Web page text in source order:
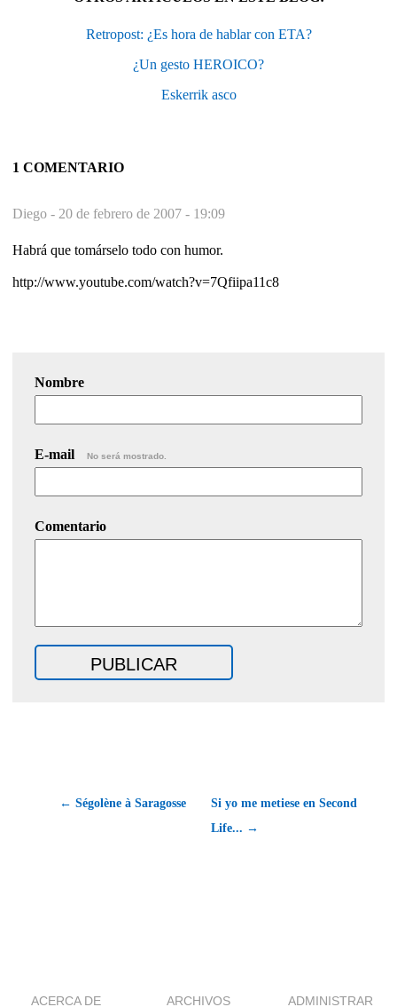
Retropost: ¿Es hora de hablar con ETA?
¿Un gesto HEROICO?
Eskerrik asco
1 COMENTARIO
Diego - 20 de febrero de 2007 - 19:09
Habrá que tomárselo todo con humor.
http://www.youtube.com/watch?v=7Qfiipa11c8
Nombre
E-mail No será mostrado.
Comentario
← Ségolène à Saragosse
Si yo me metiese en Second
Life... →
ACERCA DE ARCHIVOS ADMINISTRAR